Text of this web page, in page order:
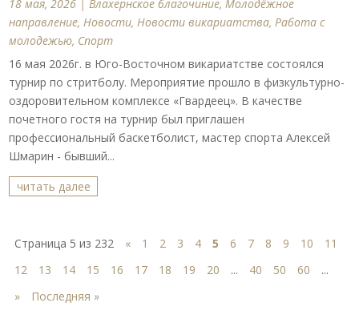
18 мая, 2026 |Влахернское благочиние,Молодёжное
направление,Новости,Новости викариатства,Работа с
молодежью, Спорт
16 мая 2026г. в Юго-Восточном викариатстве состоялся
турнир по стритболу. Мероприятие прошло в физкультурно-
оздоровительном комплексе «Гвардеец». В качестве
почетного гостя на турнир был приглашен
профессиональный баскетболист, мастер спорта Алексей
Шмарин - бывший...
читать далее
Страница 5 из 232 « 1 2 3 4 5 6 7 8 9 10
11
12
13 14 15 16 17 18 19 20 ... 40 50 60
...
»
Последняя »